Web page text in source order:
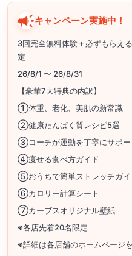
キャンペーン実施中！
3回完全無料体験＋必ずもらえ
定
26/8/1 〜 26/8/31
【豪華7大特典の内訳】
①体重、老化、美肌の新常識
②健康たんぱく質レシピ5選
③コーチが運動を丁寧にサポー
④痩せる食べ方ガイド
⑤おうちで簡単ストレッチガイ
⑥カロリー計算シート
⑦カーブスオリジナル壁紙
※各店先着20名限定
※詳細は各店舗のホームページ